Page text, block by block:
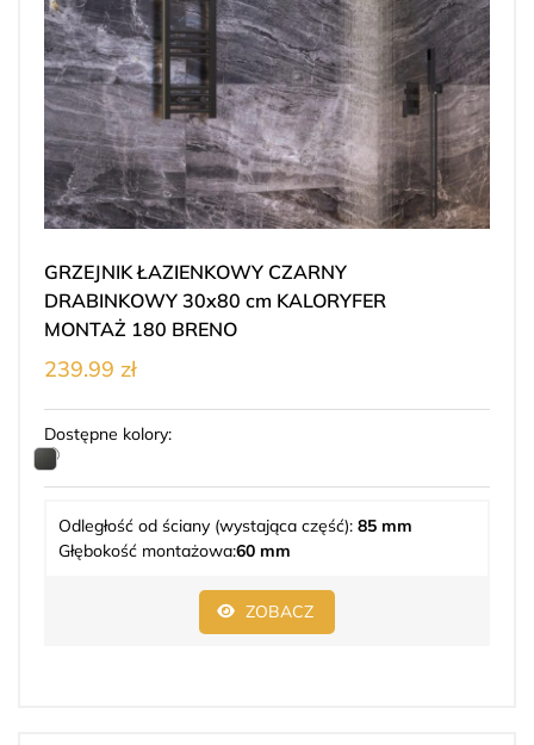
GRZEJNIK ŁAZIENKOWY CZARNY
DRABINKOWY 30x80 cm KALORYFER
MONTAŻ 180 BRENO
239.99 zł
Dostępne kolory:
Odległość od ściany (wystająca część): 85 mm
Głębokość montażowa:60 mm
ZOBACZ